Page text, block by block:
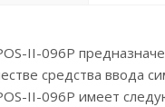
II-096P
средства ввода
II-096P имеет